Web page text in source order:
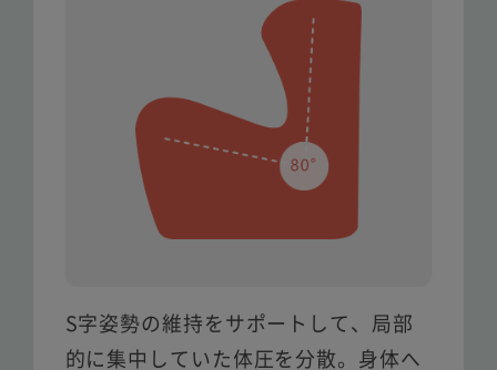
S字姿勢の維持をサポートして、局部
的に集中していた体圧を分散。 身体へ